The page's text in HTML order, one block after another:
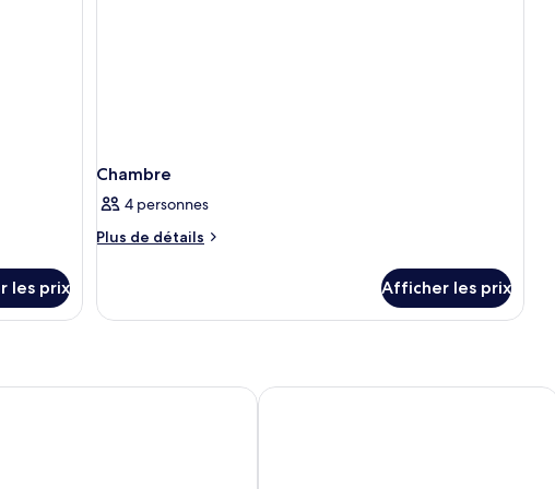
les prix
Chambre
4 personnes
Plus de détails
Plus
Chambre
Afficher les prix
Kasa El Paseo Miami Beach